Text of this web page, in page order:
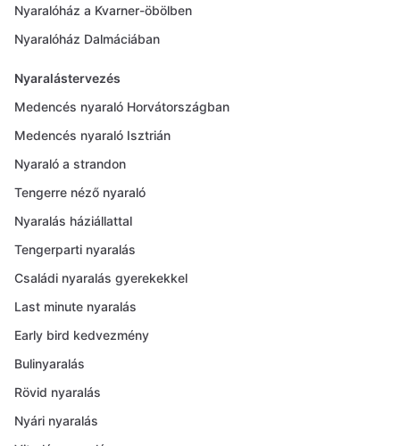
Nyaralóház a Kvarner-öbölben
Nyaralóház Dalmáciában
Nyaralástervezés
Medencés nyaraló Horvátországban
Medencés nyaraló Isztrián
Nyaraló a strandon
Tengerre néző nyaraló
Nyaralás háziállattal
Tengerparti nyaralás
Családi nyaralás gyerekekkel
Last minute nyaralás
Early bird kedvezmény
Bulinyaralás
Rövid nyaralás
Nyári nyaralás